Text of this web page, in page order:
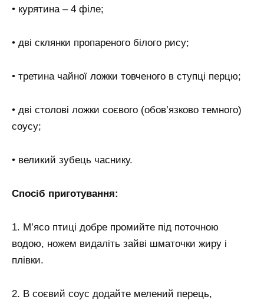
• курятина – 4 філе;
• дві склянки пропареного білого рису;
• третина чайної ложки товченого в ступці перцю;
• дві столові ложки соєвого (обов’язково темного)
соусу;
• великий зубець часнику.
Спосіб приготування:
1. М’ясо птиці добре промийте під поточною
водою, ножем видаліть зайві шматочки жиру і
плівки.
2. В соєвий соус додайте мелений перець,